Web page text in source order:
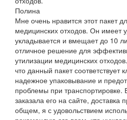
Полина
Мне очень нравится этот пакет
медицинских отходов. Он имеет
укладывается и вмещает до 10
отличное решение для
утилизации медицинских
что данный пакет соответствует
надежное упаковывание и
проблемы при транспортировке.
заказала его на сайте,
общем, я с удовольствием